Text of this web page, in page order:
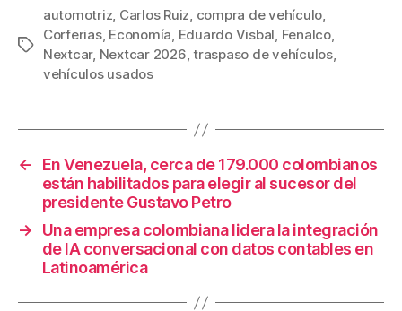
c
e
b
o
k
tt
er
ail er
e
m
p
Etiquetas
automotriz, Carlos Ruiz, compra de vehículo,
Corferias, Economía, Eduardo Visbal, Fenalco,
Nextcar, Nextcar 2026,traspaso de vehículos,
vehículos usados
←
En Venezuela, cerca de 179.000 colombianos
están habilitados para elegir al sucesor del
presidente Gustavo Petro
→
Una empresa colombiana lidera la integración
de IA conversacional con datos contables en
Latinoamérica